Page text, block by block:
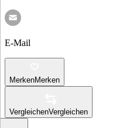
E-Mail
MerkenMerken
VergleichenVergleichen